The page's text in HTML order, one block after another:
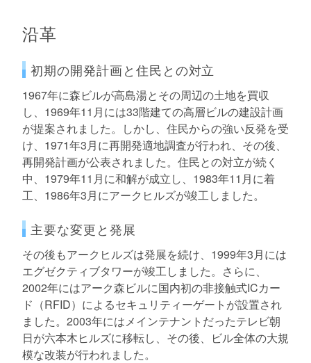
沿革
初期の開発計画と住民との対立
1967年に森ビルが高島湯とその周辺の土地を買収
し、1969年11月には33階建ての高層ビルの建設計画
が提案されました。しかし、住民からの強い反発を受
け、1971年3月に再開発適地調査が行われ、その後、
再開発計画が公表されました。住民との対立が続く
中、1979年11月に和解が成立し、1983年11月に着
工、1986年3月にアークヒルズが竣工しました。
主要な変更と発展
その後もアークヒルズは発展を続け、1999年3月には
エグゼクティブタワーが竣工しました。さらに、
2002年にはアーク森ビルに国内初の非接触式ICカー
ド（RFID）によるセキュリティーゲートが設置され
ました。2003年にはメインテナントだったテレビ朝
日が六本木ヒルズに移転し、その後、ビル全体の大規
模な改装が行われました。